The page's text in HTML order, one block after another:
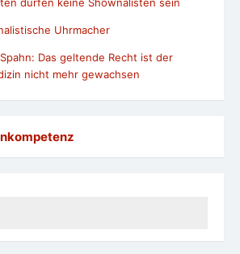
Uhrmacher
Das geltende Recht ist der
nicht mehr gewachsen